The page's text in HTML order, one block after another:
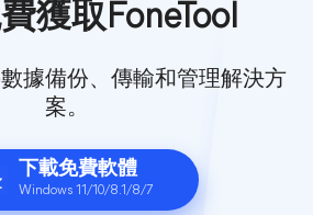
獲取FoneTool
據備份、傳輸和管理解決方
案。
下載免費軟體
Windows 11/10/8.1/8/7